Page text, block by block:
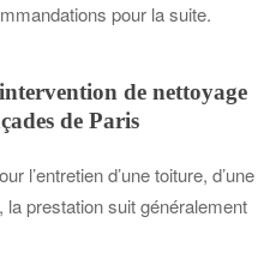
pour la suite.
de nettoyage
de Paris
l’entretien d’une toiture, d’une
la prestation suit généralement